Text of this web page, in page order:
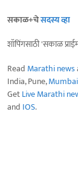
सकाळ+चेसदस्य व्हा
शॉपिंगसाठी 'सकाळ
Read Marathi news
India, Pune,Mumbai
GetLive Marathi
and IOS.